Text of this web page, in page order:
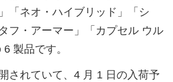
「ネオ・ハイブリッド」「シ
フ・アーマー」「カプセル ウル
製品です。
されていて、4 月 1 日の入荷予